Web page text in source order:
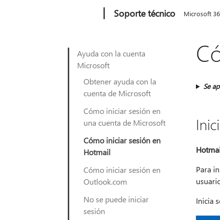
Soporte técnico Microsoft
Ayuda con la cuenta
Microsoft
Obtener ayuda con la
cuenta de Microsoft
Cómo iniciar sesión en
una cuenta de Microsoft
Cómo iniciar sesión en
Hotmail
Cómo iniciar sesión en
Outlook.com
No se puede iniciar
sesión
Se
Para
Inicia